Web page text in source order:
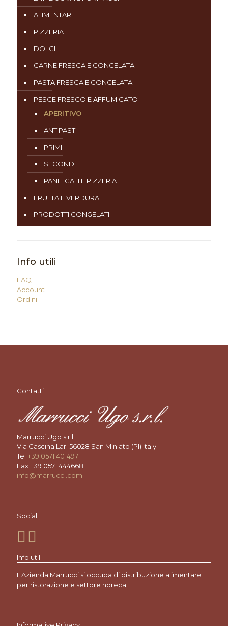
ALIMENTARE
PIZZERIA
DOLCI
CARNE FRESCA E CONGELATA
PASTA FRESCA E CONGELATA
PESCE FRESCO E AFFUMICATO
APERITIVO
ANTIPASTI
PRIMI
SECONDI
PANIFICATI E PIZZERIA
FRUTTA E VERDURA
PRODOTTI CONGELATI
Info utili
FAQ
Account
Ordini
Contatti
Marrucci Ugo s.r.l.
Via Cascina Lari 56028 San Miniato (PI) Italy
Tel +39 0571 401497
Fax +39 0571 444668
info@marrucci.com
Social
Info utili
L'Azienda Marrucci si occupa di distribuzione alimentare
per ristorazione e settore horeca.